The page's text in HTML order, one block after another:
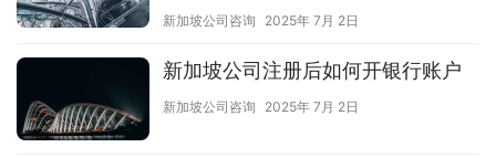
新加坡公司咨询 2025年 7月 2日
新加坡公司注册后如何开银行账户
新加坡公司咨询 2025年 7月 2日